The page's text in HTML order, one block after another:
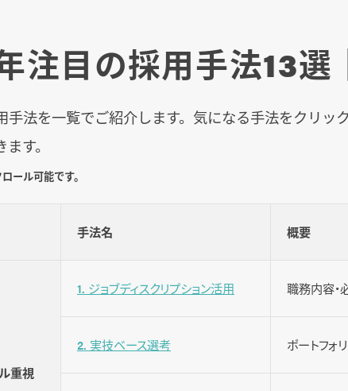
注目の採用手法13選
手法を一覧でご紹介します。気になる手法をクリッ
す。
ール可能です。
手法名 概要
重視
1. ジョブディスクリプション活用 職務内容・
2. 実技ベース選考 ポートフォ